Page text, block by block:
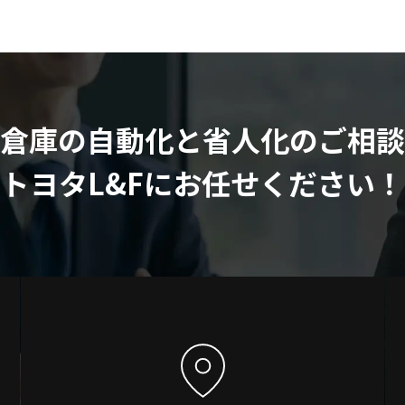
庫の自動化と省人化のご相
トヨタL&Fにお任せください！